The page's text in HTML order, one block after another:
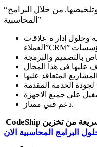
“تعد المحاسبة هي العمود الفقري لجميع المؤسسات التجارية الناجحة حيث تحتوى عمليات المحاسبة على تسجيل البيانات المالية وتفسيرها وتصنيفها وتحليلها، وتلخيصها, من خلال البرامج
المحاسبية”
وحلول إدار ة علاقات
دعم فني ممتاز.
CodeShip من تخزين
البرامج المحاسبية الان